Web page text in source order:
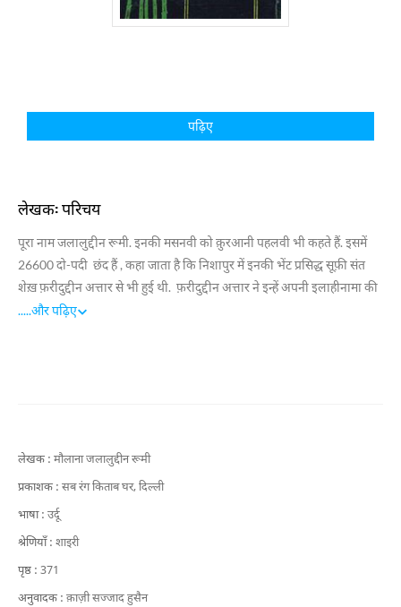
पढ़िए
लेखक: परिचय
पूरा नाम जलालुद्दीन रूमी. इनकी मसनवी को क़ुरआनी पहलवी भी कहते हैं. इसमें
26600दो-पदी छंद हैं, कहा जाता है कि निशापुर में इनकी भेंट प्रसिद्ध सूफ़ी संत
शेख़ फ़रीदुद्दीन अत्तार से भी हुई थी. फ़रीदुद्दीन अत्तार ने इन्हें अपनी इलाहीनामा की
एक प्रति भेंट भी की थी
२. दीवान-ए-शम्स तबरेज़
.....और पढ़िए
लेखक : मौलाना जलालुद्दीन रूमी
प्रकाशक : सब रंग किताब घर, दिल्ली
भाषा : उर्दू
श्रेणियाँ : शाइरी
पृष्ठ : 371
अनुवादक : क़ाज़ी सज्जाद हुसैन